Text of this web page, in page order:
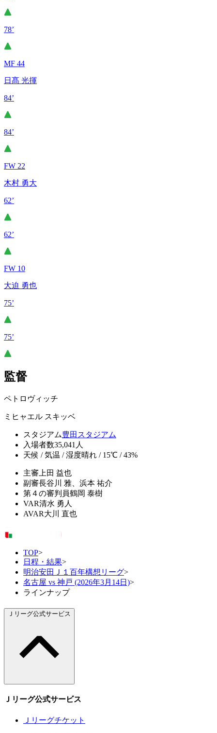
78’
MF 44
日髙 光揮
84’
84’
FW 22
木村 勇大
62’
62’
FW 10
大迫 勇也
75’
75’
監督
ペトロヴィッチ
ミヒャエル スキッベ
スタジアム豊田スタジアム
入場者数35,041人
天候 / 気温 / 湿度晴れ / 15℃ / 43%
主審 上田 益也
副審長谷川 雅、浜本 祐介
第４の審判員鶴岡 泰樹
VAR清水 勇人
AVAR大川 直也
TOP>
日程・結果>
明治安田Ｊ１百年構想リーグ>
名古屋 vs 神戸 (2026年3月14日)>
ラインナップ
Ｊリーグ公式サービス
Ｊリーグ公式サービス
Ｊリーグチケット